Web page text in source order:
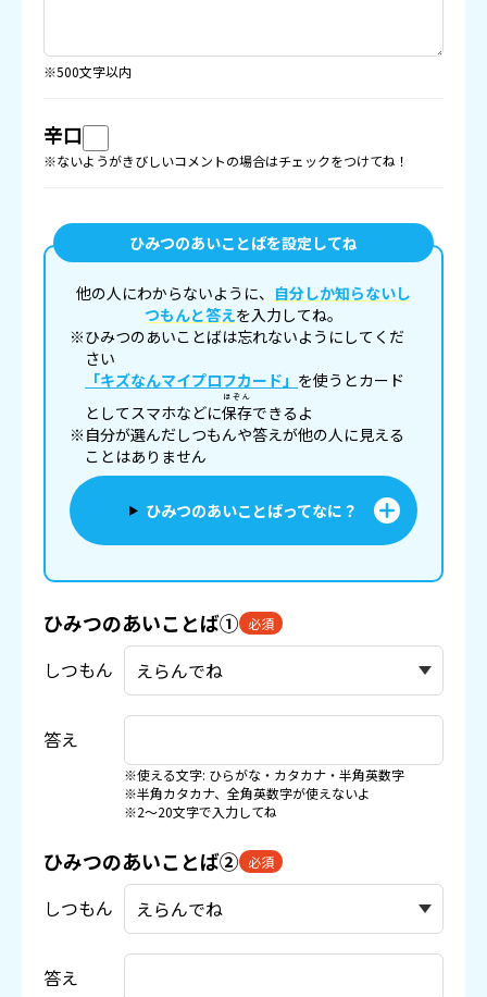
※500文字以内
辛口
※ないようがきびしいコメントの場合はチェックをつけてね！
ひみつのあいことばを設定してね
他の人にわからないように、 自分しか知らないし
つもんと答えを入力してね。
※ひみつのあいことばは忘れないようにしてくだ
さい
「キズなんマイプロフカード」 を使うとカード
としてスマホなどに保存
ほぞん
できるよ
※自分が選んだしつもんや答えが他の人に見える
ことはありません
ひみつのあいことばってなに？
ひみつのあいことば① 必須
しつもん
答え
※使える文字: ひらがな・カタカナ・半角英数字
※半角カタカナ、全角英数字が使えないよ
※2〜20文字で入力してね
ひみつのあいことば② 必須
しつもん
答え